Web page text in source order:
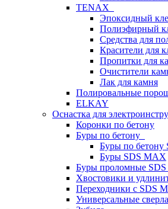
TENAX
Эпоксидный
Полиэфирный
Средства для
Красители для
Пропитки для
Очистители
Лак для камня
Полировальные
ELKAY
Оснастка для
Коронки по бетону
Буры по бетону
Буры по бетону
Буры SDS MAX
Буры проломные SDS
Хвостовики и
Переходники с SDS
Универсальные сверла